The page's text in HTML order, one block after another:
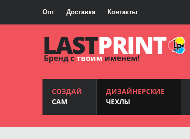
Опт Доставка Контакты
СОЗДАЙ
САМ
ДИЗАЙНЕРСКИЕ
ЧЕХЛЫ